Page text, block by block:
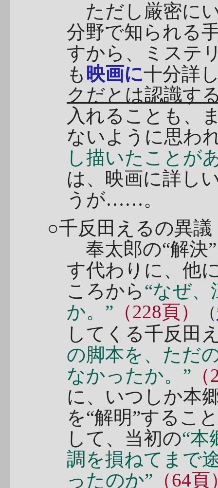
ただし厳密に
分野で知られる
すから、ミステ
も 映画に十分詳
クだとは認識す
入れることも、
ないように思わ
し描いたことが
は、映画に詳し
うが……。
○千反田えるの異議
奉太郎の“解決
す代わりに、他
ころから“なぜ
か。” （228頁） （
してくる千反田
の脚本を、ただ
なかったか。”
に、いつしか本
を“解明”するこ
して、当初の“本
調を損ねてまで
ったのか” （64頁